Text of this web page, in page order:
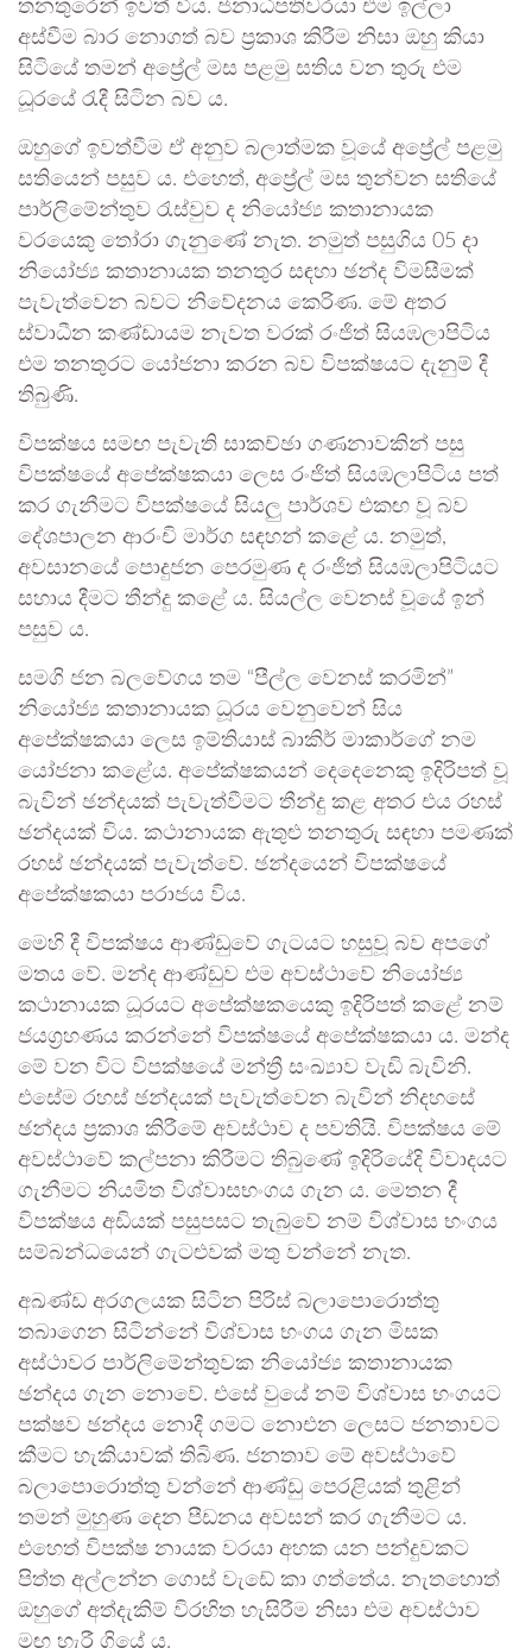
තනතුරෙන් ඉවත් විය. ජනාධිපතිවරයා එම ඉල්ලා
අස්වීම බාර නොගත් බව ප්‍රකාශ කිරීම නිසා ඔහු කියා
සිටියේ තමන් අප්‍රේල් මස පළමු සතිය වන තුරු එම
ධූරයේ රැදී සිටින බව ය.
ඔහුගේ ඉවත්වීම ඒ අනුව බලාත්මක වූයේ අප්‍රේල් පළමු
සතියෙන් පසුව ය. එහෙත්, අප්‍රේල් මස තුන්වන සතියේ
පාර්ලිමේන්තුව රැස්වුව ද නියෝජ්‍ය කතානායක
වරයෙකු තෝරා ගැනුණේ නැත. නමුත් පසුගිය 05 දා
නියෝජ්‍ය කතානායක තනතුර සඳහා ඡන්ද විමසීමක්
පැවැත්වෙන බවට නිවේදනය කෙරිණ. මේ අතර
ස්වාධීන කණ්ඩායම නැවත වරක් රංජිත් සියඹලාපිටිය
එම තනතුරට යෝජනා කරන බව විපක්ෂයට දැනුම් දී
තිබුණි.
විපක්ෂය සමඟ පැවැති සාකච්ඡා ගණනාවකින් පසු
විපක්ෂයේ අපේක්ෂකයා ලෙස රංජිත් සියඹලාපිටිය පත්
කර ගැනීමට විපක්ෂයේ සියලු පාර්ශව එකඟ වූ බව
දේශපාලන ආරංචි මාර්ග සඳහන් කළේ ය. නමුත්,
අවසානයේ පොදුජන පෙරමුණ ද රංජිත් සියඹලාපිටියට
සහාය දීමට තීන්දු කළේ ය. සියල්ල වෙනස් වූයේ ඉන්
පසුව ය.
සමගි ජන බලවේගය තම “පීල්ල වෙනස් කරමින්”
නියෝජ්‍ය කතානායක ධූරය වෙනුවෙන් සිය
අපේක්ෂකයා ලෙස ඉම්තියාස් බාකිර් මාකාර්ගේ නම
යෝජනා කළේය. අපේක්ෂකයන් දෙදෙනෙකු ඉදිරිපත් වූ
බැවින් ඡන්දයක් පැවැත්වීමට තීන්දු කළ අතර එය රහස්
ඡන්දයක් විය. කථානායක ඇතුළු තනතුරු සඳහා පමණක්
රහස් ඡන්දයක් පැවැත්වේ. ඡන්දයෙන් විපක්ෂයේ
අපේක්ෂකයා පරාජය විය.
මෙහි දී විපක්ෂය ආණ්ඩුවේ ගැටයට හසුවූ බව අපගේ
මතය වේ. මන්ද ආණ්ඩුව එම අවස්ථාවේ නියෝජ්‍ය
කථානායක ධූරයට අපේක්ෂකයෙකු ඉදිරිපත් කළේ නම්
ජයග්‍රහණය කරන්නේ විපක්ෂයේ අපේක්ෂකයා ය. මන්ද
මේ වන විට විපක්ෂයේ මන්ත්‍රී සංඛ්‍යාව වැඩි බැවිනි.
එසේම රහස් ඡන්දයක් පැවැත්වෙන බැවින් නිදහසේ
ඡන්දය ප්‍රකාශ කිරීමේ අවස්ථාව ද පවතියි. විපක්ෂය මේ
අවස්ථාවේ කල්පනා කිරීමට තිබුණේ ඉදිරියේදි විවාදයට
ගැනීමට නියමිත විශ්වාසභංගය ගැන ය. මෙතන දී
විපක්ෂය අඩියක් පසුපසට තැබුවේ නම් විශ්වාස භංගය
සම්බන්ධයෙන් ගැටළුවක් මතු වන්නේ නැත.
අඛණ්ඩ අරගලයක සිටින පිරිස් බලාපොරොත්තු
තබාගෙන සිටින්නේ විශ්වාස භංගය ගැන මිසක
අස්ථාවර පාර්ලිමේන්තුවක නියෝජ්‍ය කතානායක
ඡන්දය ගැන නොවේ. එසේ වුයේ නම් විශ්වාස භංගයට
පක්ෂව ඡන්දය නොදී ගමට නොඑන ලෙසට ජනතාවට
කීමට හැකියාවක් තිබිණ. ජනතාව මේ අවස්ථාවේ
බලාපොරොත්තු වන්නේ ආණ්ඩු පෙරළියක් තුළින්
තමන් මුහුණ දෙන පීඩනය අවසන් කර ගැනීමට ය.
එහෙත් විපක්ෂ නායක වරයා අහක යන පන්දුවකට
පිත්ත අල්ලන්න ගොස් වැඩේ කා ගත්තේය. නැතහොත්
ඔහුගේ අත්දැකිම් විරහිත හැසිරීම නිසා එම අවස්ථාව
මඟ හැරී ගියේ ය.